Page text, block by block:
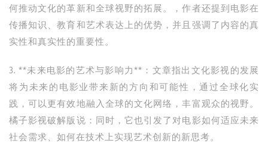
何推动文化的革新和全球视野的拓展。，作者还提到电影在
传播知识、教育和艺术表达上的优势，并且强调了内容的真
实性和真实性的重要性。
3. **未来电影的艺术与影响力**：文章指出文化影视的发展
将为未来的电影业带来新的方向和可能性，通过全球化实
践，可以更有效地融入全球的文化网络，丰富观众的视野。
橘子影视破解版说：同时，它也引发了对电影如何适应未来
社会需求、如何在技术上实现艺术创新的新思考。